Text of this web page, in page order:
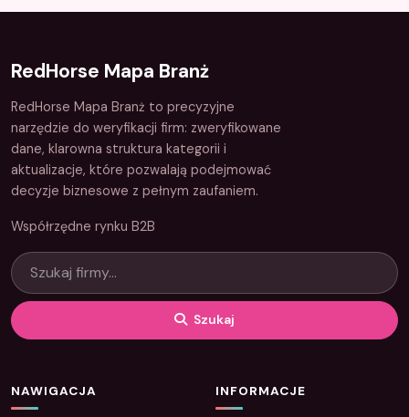
RedHorse Mapa Branż
RedHorse Mapa Branż to precyzyjne
narzędzie do weryfikacji firm: zweryfikowane
dane, klarowna struktura kategorii i
aktualizacje, które pozwalają podejmować
decyzje biznesowe z pełnym zaufaniem.
Współrzędne rynku B2B
Szukaj
NAWIGACJA INFORMACJE